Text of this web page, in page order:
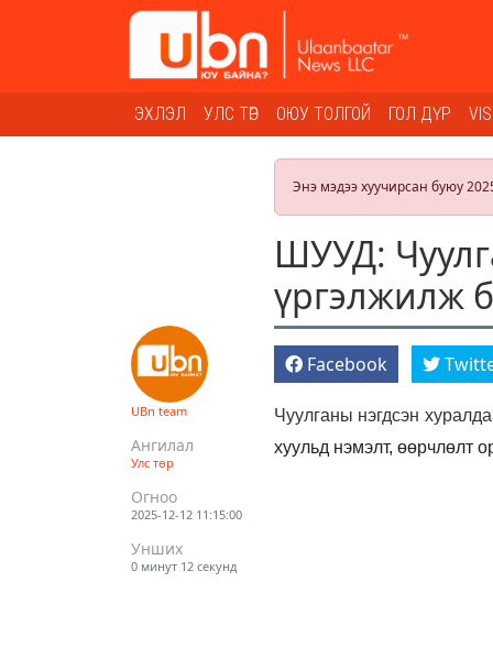
ЭХЛЭЛ УЛС ТӨР ОЮУ ТОЛГОЙ ГОЛ ДҮР
Энэ мэдээ хуучирсан буюу
ШУУД:
үргэлжилж
UBn team
Ангилал
Улс төр
Огноо
2025-12-12 11:15:00
Унших
0 минут 12 секунд
Facebook
Чуулганы нэгдсэн
хуульд нэмэлт, өөрчлөлт